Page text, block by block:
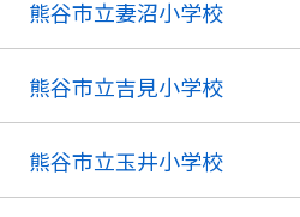
熊谷市立妻沼小学校
熊谷市立吉見小学校
熊谷市立玉井小学校